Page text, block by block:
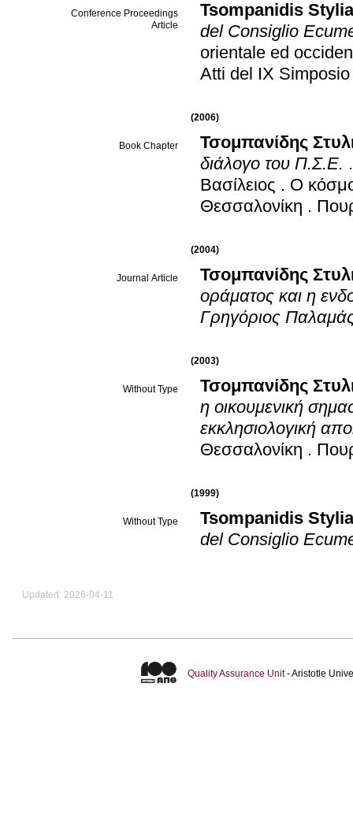
Conference Proceedings
Article
Tsompanidis
del Consiglio
orientale ed
Atti del IX
(2006)
Book Chapter
Τσομπανίδης
διάλογο του Π.Σ.Ε.
Βασίλειος . Ο
Θεσσαλονίκη .
(2004)
Journal Article
Τσομπανίδης
οράματος και η
Γρηγόριος
(2003)
Without Type
Τσομπανίδης
η οικουμενική
εκκλησιολογική
Θεσσαλονίκη .
(1999)
Without Type
Tsompanidis
del Consiglio
Updated: 2026-04-11
Quality Assurance Unit- Aristotle